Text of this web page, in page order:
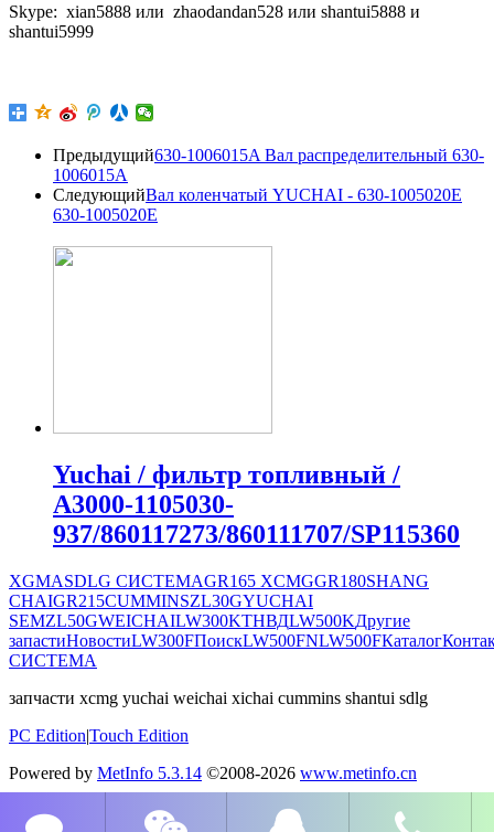
Skype: xian5888 или zhaodandan528 или shantui5888 и
shantui5999
Предыдущий630-1006015A Вал распределительный 630-
1006015A
СледующийВал коленчатый YUCHAI - 630-1005020E
630-1005020E
Yuchai / фильтр топливный /
A3000-1105030-
937/860117273/860111707/SP115360
XGMASDLG СИСТЕМАGR165 XCMGGR180SHANG
CHAIGR215CUMMINSZL30GYUCHAI
SEMZL50GWEICHAILW300KТНВДLW500KДругие
запастиНовостиLW300FПоискLW500FNLW500FКаталог
СИСТЕМА
запчасти xcmg yuchai weichai xichai cummins shantui sdlg
PC Edition|Touch Edition
Powered by MetInfo 5.3.14 ©2008-2026 www.metinfo.cn